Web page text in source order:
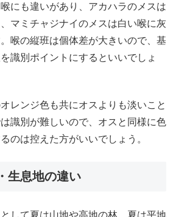
にも違いがあり、アカハラのメスは
マミチャジナイのメスは白い喉に灰
喉の縦班は個体差が大きいので、基
識別ポイントにするといいでしょ
レンジ色も共にオスよりも淡いこと
識別が難しいので、オスと同様に色
のは控えた方がいいでしょう。
生息地の違い
して夏は山地や高地の林、夏は平地